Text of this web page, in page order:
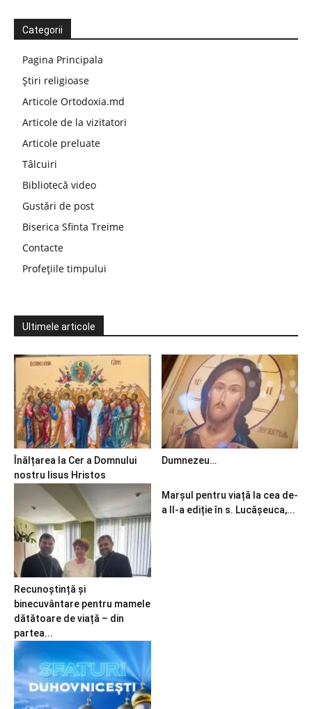
Categorii
Pagina Principala
Știri religioase
Articole Ortodoxia.md
Articole de la vizitatori
Articole preluate
Tâlcuiri
Bibliotecă video
Gustări de post
Biserica Sfinta Treime
Contacte
Profețiile timpului
Ultimele articole
Înălțarea la Cer a Domnului
nostru Iisus Hristos
Dumnezeu…
Recunoștință și
binecuvântare pentru mamele
dătătoare de viață – din
partea...
Marșul pentru viață la cea de-
a II-a ediție în s. Lucășeuca,...